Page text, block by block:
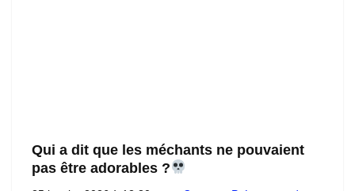
Qui a dit que les méchants ne pouvaient
pas être adorables ?